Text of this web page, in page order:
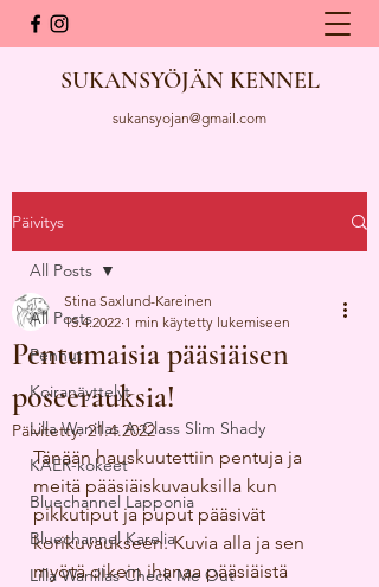
SUKANSYÖJÄN KENNEL
sukansyojan@gmail.com
Päivitys
All Posts
Pennut
Koiranäyttelyt
Lilla Wanillas A-Class Slim Shady
KAER-kokeet
Bluechannel Lapponia
Bluechannel Karelia
Lilla Wanillas Check Me Out
All Posts
Pentumaisia pääsiäisen
poseerauksia!
Stina Saxlund-Kareinen
15.4.2022 1 min käytetty lukemiseen
Päivitetty:21.4.2022
Tänään hauskuutettiin pentuja ja
meitä pääsiäiskuvauksilla kun
pikkutiput ja puput pääsivät
korikuvaukseen. Kuvia alla ja sen
myötä oikein ihanaa pääsiäistä